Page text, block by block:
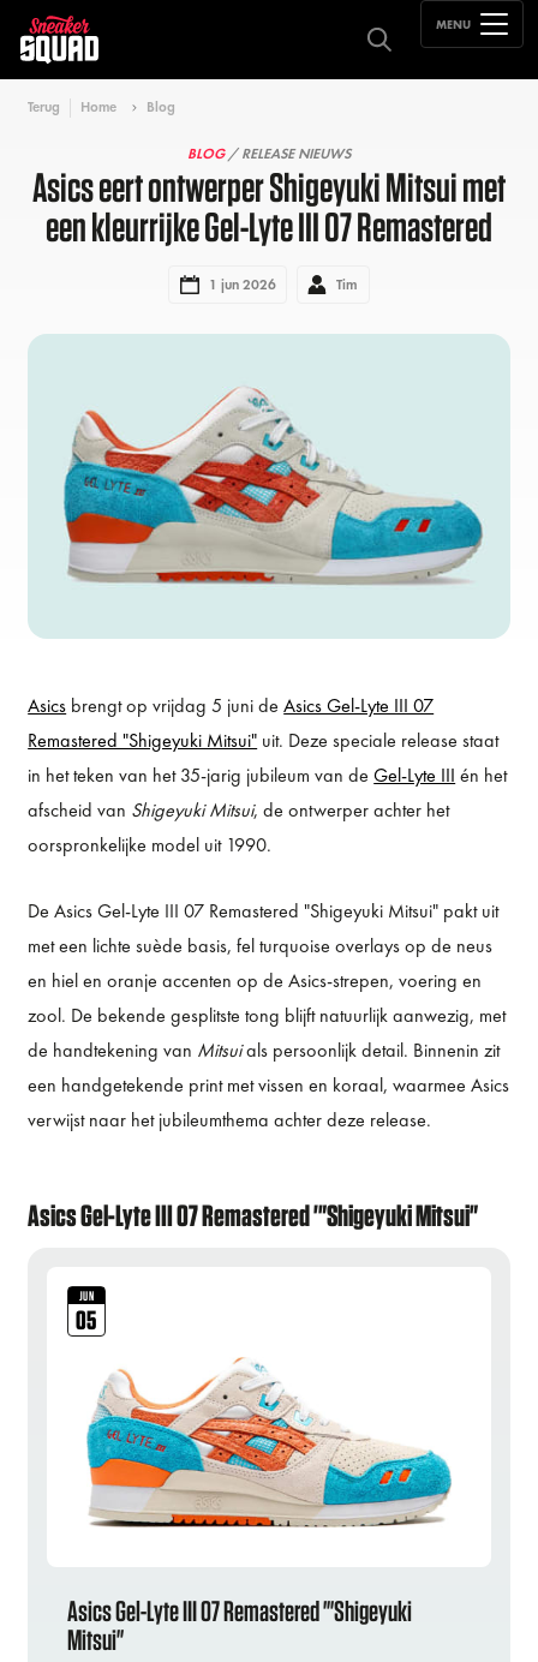
MENU
Terug Home Blog
BLOG/ RELEASE NIEUWS
Asics eert ontwerper Shigeyuki Mitsui met
een kleurrijke Gel-Lyte III 07 Remastered
1 jun 2026 Tim
Asics brengt op vrijdag 5 juni deAsics Gel-Lyte III 07
Remastered "Shigeyuki Mitsui" uit. Deze speciale release staat
in het teken van het 35-jarig jubileum van deGel-Lyte III én het
afscheid van Shigeyuki Mitsui, de ontwerper achter het
oorspronkelijke model uit 1990.
De Asics Gel-Lyte III 07 Remastered "Shigeyuki Mitsui" pakt uit
met een lichte suède basis, fel turquoise overlays op de neus
en hiel en oranje accenten op de Asics-strepen, voering en
zool. De bekende gesplitste tong blijft natuurlijk aanwezig, met
de handtekening van Mitsuials persoonlijk detail. Binnenin zit
een handgetekende print met vissen en koraal, waarmee Asics
verwijst naar het jubileumthema achter deze release.
Asics Gel-Lyte III 07 Remastered '"Shigeyuki Mitsui"
JUN
05
Asics Gel-Lyte III 07 Remastered '"Shigeyuki
Mitsui"